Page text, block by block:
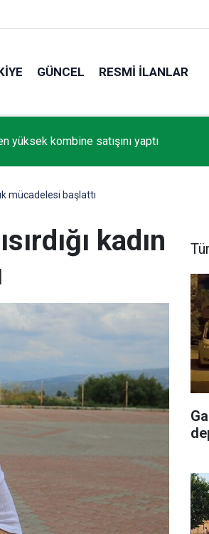
GÜNCEL RESMI İLANLAR
yüksek kombine satışını yaptı
mücadelesi başlattı
kadın